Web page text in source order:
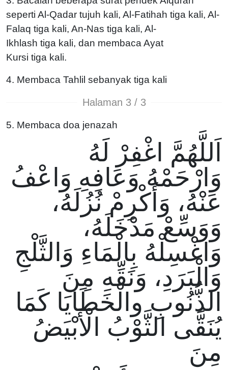
seperti Al-Qadar tujuh kali, Al-Fatihah tiga kali, Al-
Falaq tiga kali, An-Nas tiga kali, Al-
Ikhlash tiga kali, dan membaca Ayat
Kursi tiga kali.
4. Membaca Tahlil sebanyak tiga kali
Halaman 3 / 3
5. Membaca doa jenazah
اَللَّهُمَّ اغْفِرْ لَهُ
وَارْحَمْهُ وَعَافِهِ وَاعْفُ
عَنْهُ، وَأَكْرِمْ نُزُلَهُ،
وَوَسِّعْ مَدْخَلَهُ،
وَاغْسِلْهُ بِالْمَاءِ وَالثَّلْجِ
وَالْبَرَدِ، وَنَقِّهِ مِنَ
الذُّنُوبِ والْخَطَايَا كَمَا
يُنَقَّى الثَّوْبُ الْأَبْيَضُ
مِنَ